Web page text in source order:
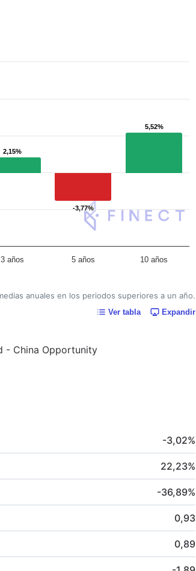
2,15%
2,15%
-3,77%
-3,77%
5,52%
5,52%
3 años 5 años 10 años
anuales en los periodos superiores a un año.
Ver tabla Expandir
- China Opportunity
-3,02%
22,23%
-36,89%
0,93
0,89